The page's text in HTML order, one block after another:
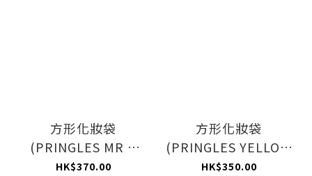
方形化妝袋
(PRINGLES MR P
EMB)
HK$370.00
方形化妝袋
(PRINGLES YELLOW
SQ COSM)
HK$350.00